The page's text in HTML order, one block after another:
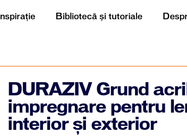
Inspirație Bibliotecă și tutoriale
DURAZIV Grund
impregnare pentru
interior şi exterior